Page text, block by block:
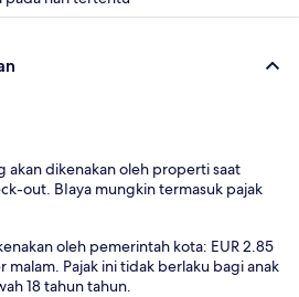
akan dikenakan oleh properti saat
out. BIaya mungkin termasuk pajak
oleh pemerintah kota: EUR 2.85
malam. Pajak ini tidak berlaku bagi anak
18 tahun tahun.